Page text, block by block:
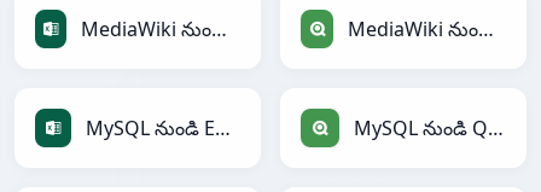
MediaWiki నుండి Excel MediaWiki నుండి Qlik
MySQL నుండి Excel MySQL నుండి Qlik